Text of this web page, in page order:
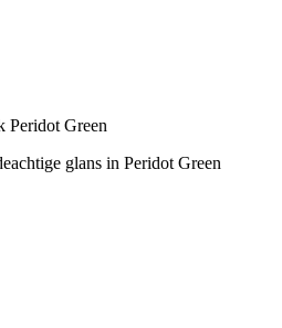
Green
glans in Peridot Green